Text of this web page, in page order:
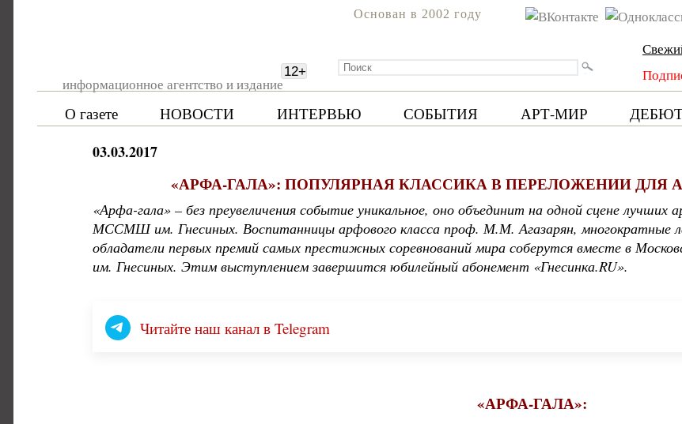
информационное агентство и издание
12+
Основан в 2002 году
О газете НОВОСТИ ИНТЕРВЬЮ СОБЫТИЯ АРТ-МИР
03.03.2017
«АРФА-ГАЛА»: ПОПУЛЯРНАЯ КЛАССИКА В ПЕРЕЛОЖЕНИИ ДЛЯ
«Арфа-гала» – без преувеличения событие уникальное, оно объединит на одной сцене лучших
МССМШ им. Гнесиных. Воспитанницы арфового класса проф. М.М. Агазарян, многократные
обладатели первых премий самых престижных соревнований мира соберутся вместе в
им. Гнесиных. Этим выступлением завершится юбилейный абонемент «Гнесинка.RU».
Читайте наш канал в Telegram
«АРФА-ГАЛА»: